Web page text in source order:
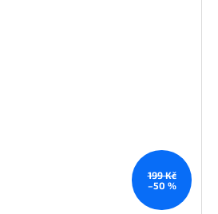
199 Kč
–50 %